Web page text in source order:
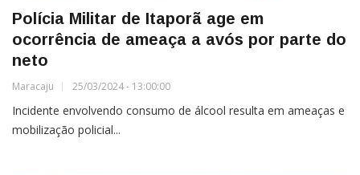
Polícia Militar de Itaporã age em
ocorrência de ameaça a avós por parte do
neto
Maracaju 25/03/2024 - 13:00:00
Incidente envolvendo consumo de álcool resulta em ameaças e
mobilização policial...